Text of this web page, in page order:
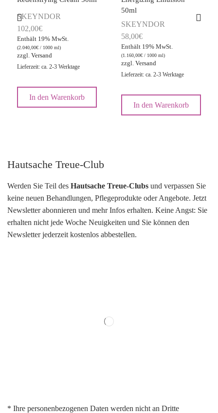
SKEYNDOR
102,00€
Enthält 19% MwSt.
(2.040,00€ / 1000 ml)
zzgl. Versand
Lieferzeit: ca. 2-3 Werktage
In den Warenkorb
50ml
SKEYNDOR
58,00€
Enthält 19% MwSt.
(1.160,00€ / 1000 ml)
zzgl. Versand
Lieferzeit: ca. 2-3 Werktage
In den Warenkorb
Hautsache Treue-Club
Werden Sie Teil des Hautsache Treue-Clubs und verpassen Sie
keine neuen Behandlungen, Pflegeprodukte oder Angebote. Jetzt
Newsletter abonnieren und mehr Infos erhalten. Keine Angst: Sie
erhalten nicht jede Woche Neuigkeiten und Sie können den
Newsletter jederzeit kostenlos abbestellen.
* Ihre personenbezogenen Daten werden nicht an Dritte